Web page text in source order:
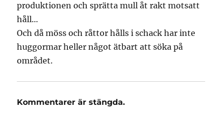
produktionen och sprätta mull åt rakt motsatt
håll…
Och då möss och råttor hålls i schack har inte
huggormar heller något ätbart att söka på
området.
Kommentarer är stängda.